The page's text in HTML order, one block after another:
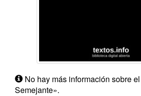
No hay más información sobre
Semejante».